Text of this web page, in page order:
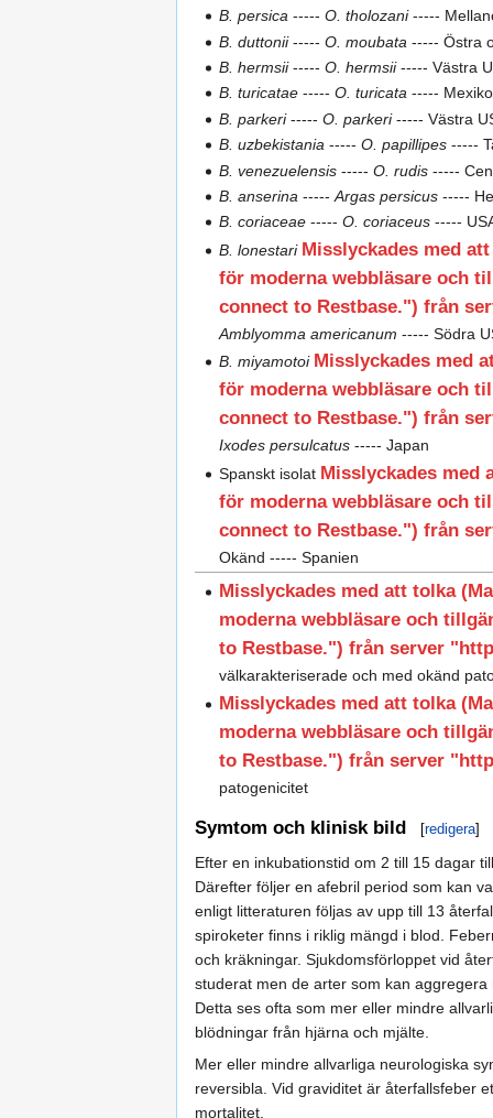
B. persica -----O. tholozani-----
B. duttonii-----O. moubata ----- Östra
B. hermsii-----O. hermsii----- Västra
B. turicatae -----O. turicata -----
B. parkeri-----O. parkeri----- Västra
B. uzbekistania -----O. papillipes -----
B. venezuelensis -----O. rudis -----
B. anserina -----Argas persicus -----
B. coriaceae -----O. coriaceus -----
B. lonestari Misslyckades med
för moderna webbläsare och
connect to Restbase.") från
Amblyomma americanum ----- Södra
B. miyamotoi Misslyckades med
för moderna webbläsare och
connect to Restbase.") från
Ixodes persulcatus ----- Japan
Spanskt isolat Misslyckades med
för moderna webbläsare och
connect to Restbase.") från
Okänd ----- Spanien
Misslyckades med att tolka
moderna webbläsare och
to Restbase.") från server
välkarakteriserade och med okänd
Misslyckades med att tolka
moderna webbläsare och
to Restbase.") från server
patogenicitet
Symtom och klinisk bild [redigera]
Efter en inkubationstid om 2 till 15 dagar
Därefter följer en afebril period som kan
enligt litteraturen följas av upp till 13
spiroketer finns i riklig mängd i blod.
och kräkningar. Sjukdomsförloppet vid
studerat men de arter som kan
Detta ses ofta som mer eller mindre
blödningar från hjärna och mjälte.
Mer eller mindre allvarliga neurologiska
reversibla. Vid graviditet är återfallsfeber
mortalitet.